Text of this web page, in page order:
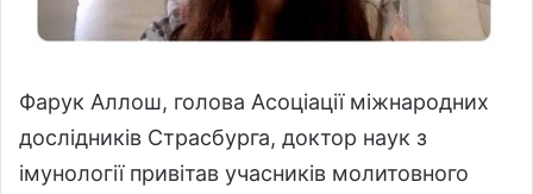
Фарук Аллош, голова Асоціації міжнародних
дослідників Страсбурга, доктор наук з
імунології привітав учасників молитовного